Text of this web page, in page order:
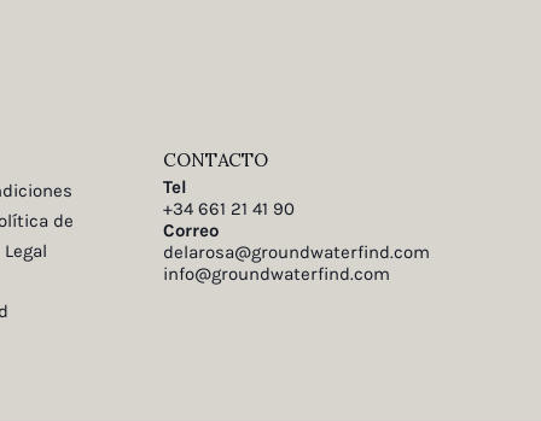
de
CONTACTO
Tel
+34 661 21 41 90
Correo
delarosa@groundwaterfind.com
info@groundwaterfind.com